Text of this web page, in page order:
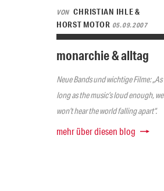
VON CHRISTIAN IHLE &
HORST MOTOR 05.09.2007
monarchie & alltag
Neue Bands und wichtige Filme: „As
long as the music’s loud enough, we
won’t hear the world falling apart“.
mehr über diesen blog